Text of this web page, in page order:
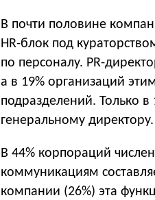
В почти половине
HR-блок под
по персоналу. PR-
а в 19% организаций
подразделений. Только
генеральному директору.
В 44% корпораций
коммуникациям
компании (26%) эта